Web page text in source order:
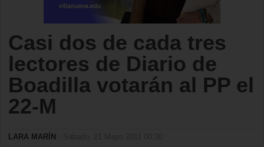
Casi dos de cada tres
lectores de Diario de
Boadilla votarán al PP el
22-M
LARA MARÍN